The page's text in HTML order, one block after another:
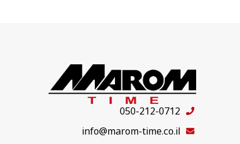
050-212-0712
info@marom-time.co.il